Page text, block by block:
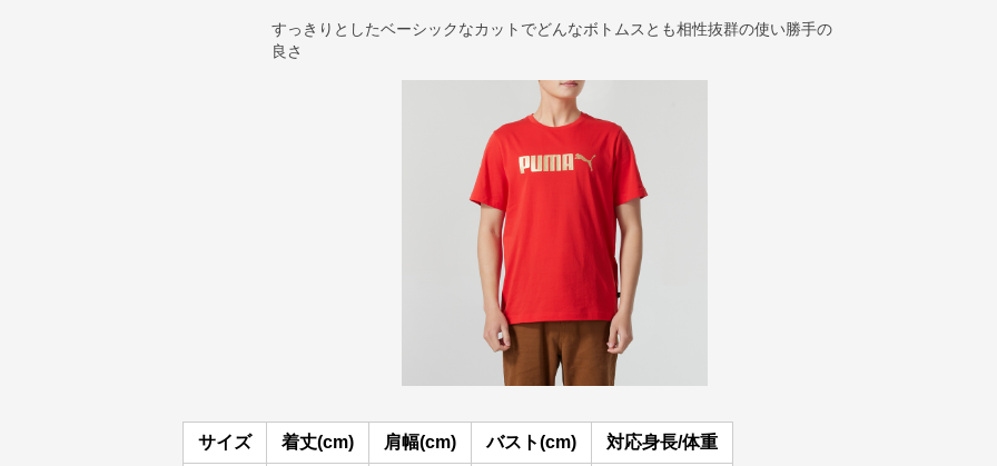
すっきりとしたベーシックなカットでどんなボトムスとも相性抜群の使い勝手の
良さ
サイズ 着丈(cm) 肩幅(cm) バスト(cm) 対応身長/体重